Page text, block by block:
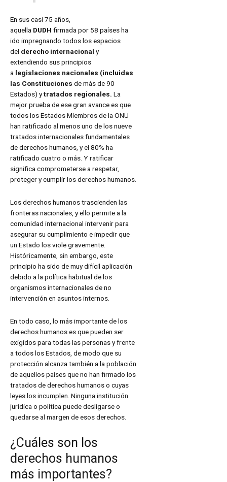
En sus casi 75 años,
aquella DUDH firmada por 58 países ha
ido impregnando todos los espacios
del derecho internacional y
extendiendo sus principios
a legislaciones nacionales (incluidas
las Constituciones de más de 90
Estados) ytratados regionales. La
mejor prueba de ese gran avance es que
todos los Estados Miembros de la ONU
han ratificado al menos uno de los nueve
tratados internacionales fundamentales
de derechos humanos, y el 80% ha
ratificado cuatro o más. Y ratificar
significa comprometerse a respetar,
proteger y cumplir los derechos humanos.
Los derechos humanos trascienden las
fronteras nacionales, y ello permite a la
comunidad internacional intervenir para
asegurar su cumplimiento e impedir que
un Estado los viole gravemente.
Históricamente, sin embargo, este
principio ha sido de muy difícil aplicación
debido a la política habitual de los
organismos internacionales de no
intervención en asuntos internos.
En todo caso, lo más importante de los
derechos humanos es que pueden ser
exigidos para todas las personas y frente
a todos los Estados, de modo que su
protección alcanza también a la población
de aquellos países que no han firmado los
tratados de derechos humanos o cuyas
leyes los incumplen. Ninguna institución
jurídica o política puede desligarse o
quedarse al margen de esos derechos.
¿Cuáles son los
derechos humanos
más importantes?